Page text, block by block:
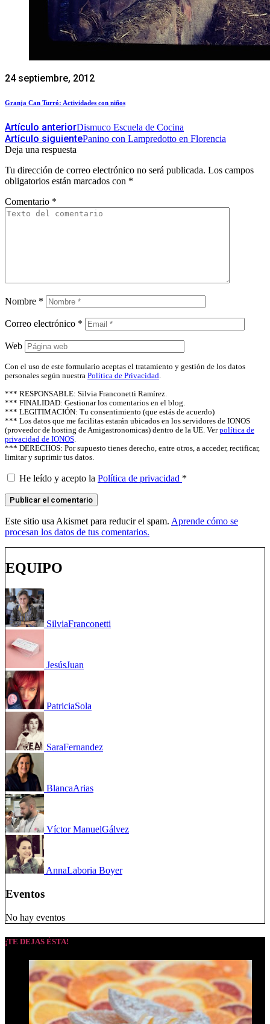
24 septiembre, 2012
Granja Can Turró: Actividades con niños
Artículo anteriorDismuco Escuela de Cocina
Artículo siguientePanino con Lampredotto en Florencia
Deja una respuesta
Tu dirección de correo electrónico no será publicada. Los campos
obligatorios están marcados con *
Comentario *
Nombre *
Correo electrónico *
Web
Con el uso de este formulario aceptas el tratamiento y gestión de los datos
personales según nuestra Política de Privacidad.
*** RESPONSABLE: Silvia Franconetti Ramírez.
*** FINALIDAD: Gestionar los comentarios en el blog.
*** LEGITIMACIÓN: Tu consentimiento (que estás de acuerdo)
*** Los datos que me facilitas estarán ubicados en los servidores de IONOS
(proveedor de hosting de Amigastronomicas) dentro de la UE. Verpolítica de
privacidad de IONOS.
*** DERECHOS: Por supuesto tienes derecho, entre otros, a acceder, rectificar,
limitar y suprimir tus datos.
He leído y acepto la Política de privacidad *
Este sitio usa Akismet para reducir el spam. Aprende cómo se
procesan los datos de tus comentarios.
EQUIPO
SilviaFranconetti
JesúsJuan
PatriciaSola
SaraFernandez
BlancaArias
Víctor ManuelGálvez
AnnaLaboria Boyer
Eventos
No hay eventos
¡TE DEJAS ÉSTA!